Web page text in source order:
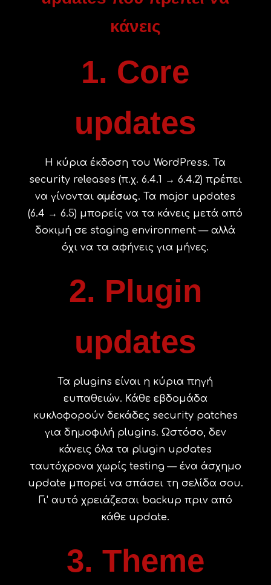
κάνεις
1. Core
updates
Η κύρια έκδοση του WordPress. Τα
security releases (π.χ. 6.4.1 → 6.4.2) πρέπει
να γίνονται αμέσως. Τα major updates
(6.4 → 6.5) μπορείς να τα κάνεις μετά από
δοκιμή σε staging environment — αλλά
όχι να τα αφήνεις για μήνες.
2. Plugin
updates
Τα plugins είναι η κύρια πηγή
ευπαθειών. Κάθε εβδομάδα
κυκλοφορούν δεκάδες security patches
για δημοφιλή plugins. Ωστόσο, δεν
κάνεις όλα τα plugin updates
ταυτόχρονα χωρίς testing — ένα άσχημο
update μπορεί να σπάσει τη σελίδα σου.
Γι' αυτό χρειάζεσαι backup πριν από
κάθε update.
3. Theme